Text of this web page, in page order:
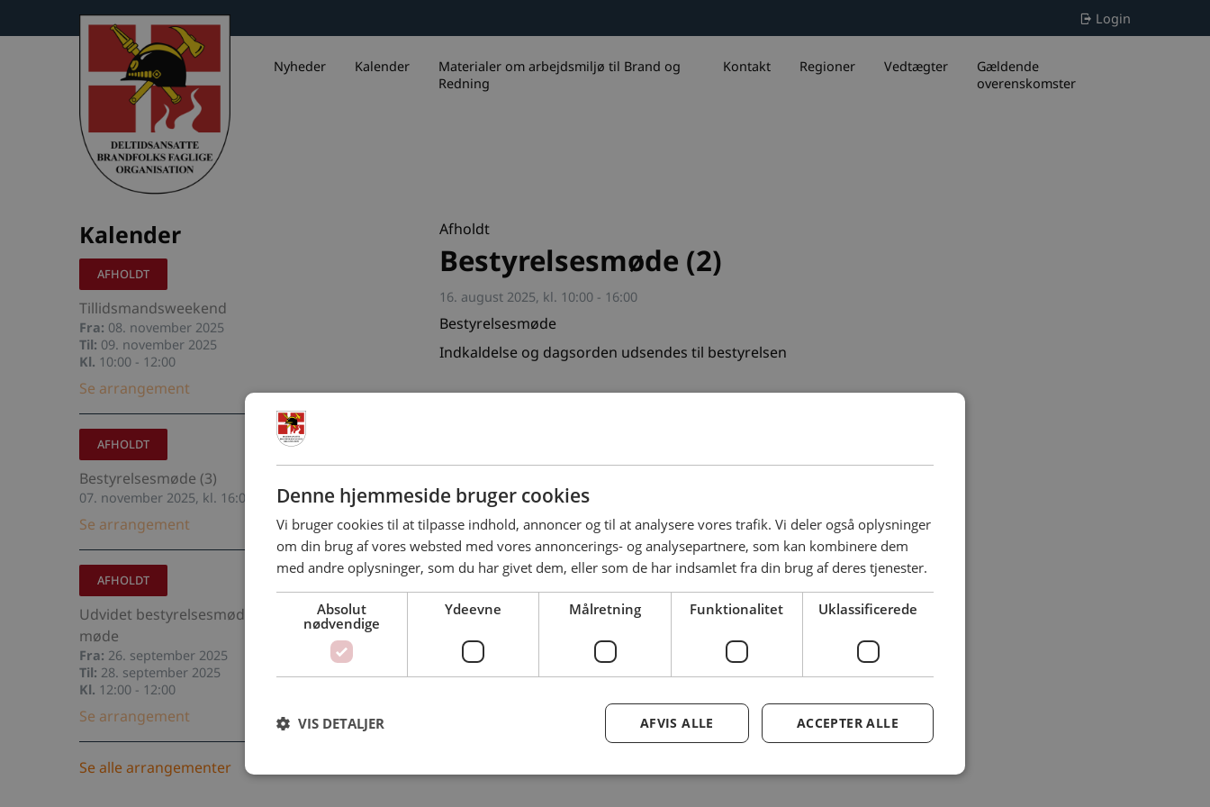
Login
Nyheder Kalender
Materialer om arbejdsmiljø til Brand og
Redning
Kontakt Regioner Vedtægter
Gældende
overenskomster
Kalender
AFHOLDT
Tillidsmandsweekend
Fra: 08. november 2025
Til: 09. november 2025
Kl. 10:00 - 12:00
Se arrangement
AFHOLDT
Bestyrelsesmøde (3)
07. november 2025, kl. 16:00 - 20:00
Se arrangement
AFHOLDT
Udvidet bestyrelsesmøde/tema-
møde
Fra: 26. september 2025
Til: 28. september 2025
Kl. 12:00 - 12:00
Se arrangement
Se alle arrangementer
Afholdt
Bestyrelsesmøde (2)
16. august 2025, kl. 10:00 - 16:00
Bestyrelsesmøde
Indkaldelse og dagsorden udsendes til bestyrelsen
Denne hjemmeside bruger cookies
Vi bruger cookies til at tilpasse indhold, annoncer og til at analysere vores trafik. Vi deler også oplysninger
om din brug af vores websted med vores annoncerings- og analysepartnere, som kan kombinere dem
med andre oplysninger, som du har givet dem, eller som de har indsamlet fra din brug af deres tjenester.
Absolut
nødvendige
Ydeevne Målretning Funktionalitet Uklassificerede
ACCEPTER ALLE
AFVIS ALLE
VIS DETALJER